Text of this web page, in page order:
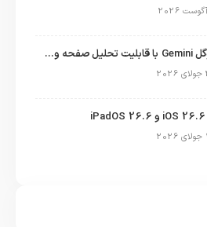
نسخه مک گوگل Gemini با قابلیت تحلیل صفحه و دستورات صوتی در به‌روزرسانی جدید